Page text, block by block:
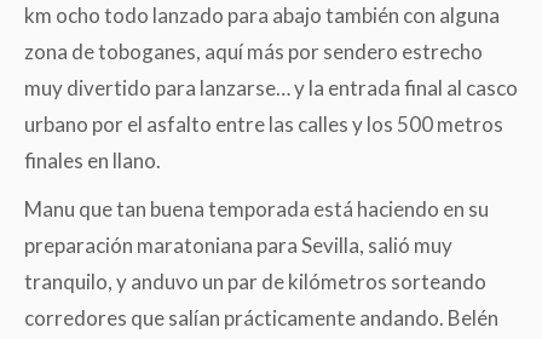
km ocho todo lanzado para abajo también con alguna
zona de toboganes, aquí más por sendero estrecho
muy divertido para lanzarse… y la entrada final al casco
urbano por el asfalto entre las calles y los 500 metros
finales en llano.
Manu que tan buena temporada está haciendo en su
preparación maratoniana para Sevilla, salió muy
tranquilo, y anduvo un par de kilómetros sorteando
corredores que salían prácticamente andando. Belén